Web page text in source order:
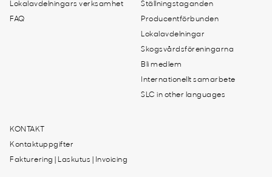
Lokalavdelningars verksamhet
FAQ
Ställningstaganden
Producentförbunden
Lokalavdelningar
Skogsvårdsföreningarna
Bli medlem
Internationellt samarbete
SLC in other languages
KONTAKT
Kontaktuppgifter
Fakturering | Laskutus | Invoicing